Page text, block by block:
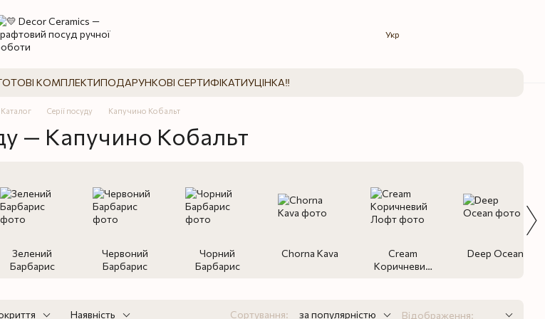
Укр
КОМПЛЕКТИПОДАРУНКОВІ СЕРТИФІКАТИУЦІНКА‼️
Каталог Серії посуду Капучино Кобальт
— Капучино Кобальт
Зелений
Барбарис
Червоний
Барбарис
Чорний
Барбарис
Chorna Kava
Cream
Коричневий
Deep Ocean
Наявність Сортування: за популярністю Відображення: